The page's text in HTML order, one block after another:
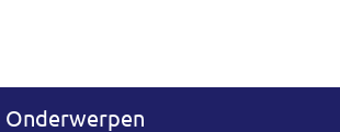
Onderwerpen